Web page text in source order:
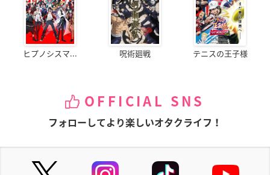
ヒプノシスマ... 呪術廻戦 テニスの王子様
OFFICIAL SNS
フォローしてより楽しいオタクライフ！